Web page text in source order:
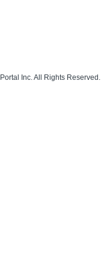
Inc. All Rights Reserved.